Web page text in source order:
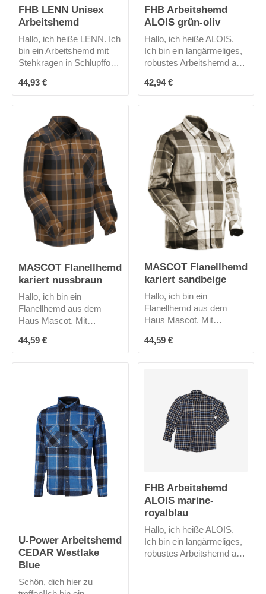
FHB LENN Unisex
Arbeitshemd
Hallo, ich heiße LENN. Ich
bin ein Arbeitshemd mit
Stehkragen in Schlupfform
klassischen Staude.
Schmale Passform.
Regulärer Preis:
44,93 €
FHB Arbeitshemd
ALOIS grün-oliv
Hallo, ich heiße ALOIS.
Ich bin ein langärmeliges,
robustes Arbeitshemd aus
meine 2 großen
aufgesetzte Pattentaschen
Regulärer Preis:
42,94 €
MASCOT Flanellhemd
kariert nussbraun
Hallo, ich bin ein
Flanellhemd aus dem
Haus Mascot. Mit
Brusttasche mit
Stifttasche. Ärmel können
Manschetten mit
Knopfregulierung. OEKO-
TEX® STANDARD 100
Regulärer Preis:
44,59 €
MASCOT Flanellhemd
kariert sandbeige
Hallo, ich bin ein
Flanellhemd aus dem
Haus Mascot. Mit
Brusttasche mit
Stifttasche. Ärmel können
Ärmelschlitz, verstärkt.
Manschetten mit
Knopfregulierung. OEKO-
TEX® STANDARD 100
Regulärer Preis:
44,59 €
U-Power Arbeitshemd
CEDAR Westlake
Blue
Schön, dich hier zu
FHB Arbeitshemd
ALOIS marine-
royalblau
Hallo, ich heiße ALOIS.
Ich bin ein langärmeliges,
robustes Arbeitshemd aus